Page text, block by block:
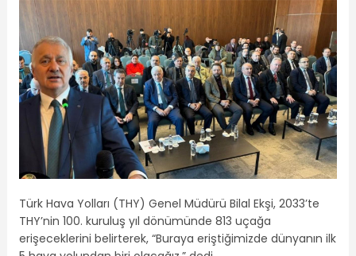
Türk Hava Yolları (THY) Genel Müdürü Bilal Ekşi, 2033’te
THY’nin 100. kuruluş yıl dönümünde 813 uçağa
erişeceklerini belirterek, “Buraya eriştiğimizde dünyanın ilk